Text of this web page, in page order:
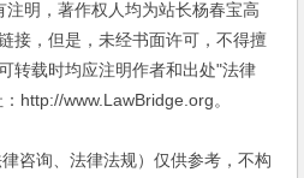
注明，著作权人均为站长杨春宝高
接，但是，未经书面许可，不得擅
转载时均应注明作者和出处"法律
http://www.LawBridge.org。
询、法律法规）仅供参考，不构